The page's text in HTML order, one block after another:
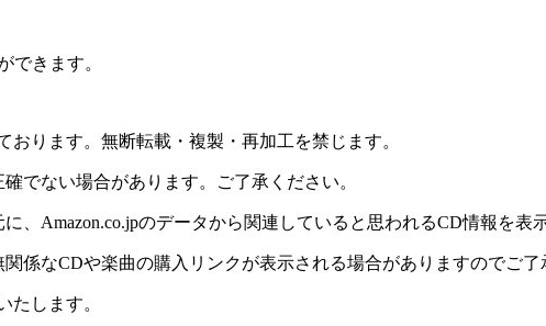
できます。
ります。無断転載・複製・再加工を禁じます。
でない場合があります。ご了承ください。
、Amazon.co.jpのデータから関連していると思われるCD情報を表
係なCDや楽曲の購入リンクが表示される場合がありますのでご了
たします。